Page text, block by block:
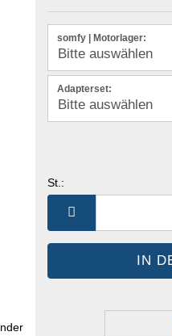
somfy | Motorlager:
Adapterset:
St.: